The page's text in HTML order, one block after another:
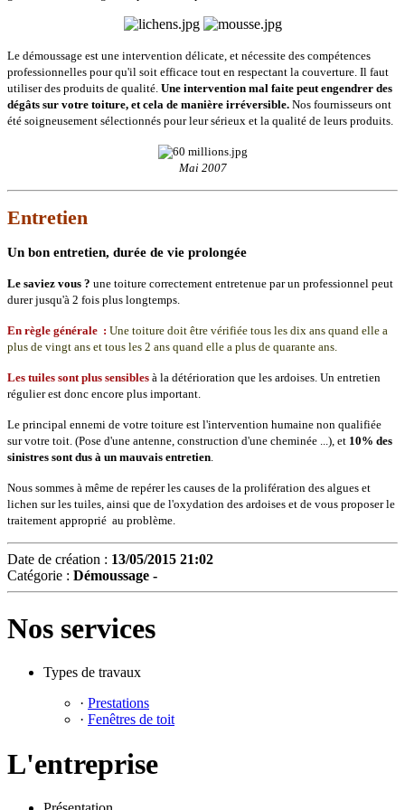
Le démoussage est une intervention délicate, et nécessite des compétences
professionnelles pour qu'il soit efficace tout en respectant la couverture. Il faut
utiliser des produits de qualité. Une intervention mal faite peut engendrer des
dégâts sur votre toiture, et cela de manière irréversible. Nos fournisseurs ont
été soigneusement sélectionnés pour leur sérieux et la qualité de leurs produits.
Mai 2007
Entretien
Un bon entretien, durée de vie prolongée
Le saviez vous ? une toiture correctement entretenue par un professionnel peut
durer jusqu'à 2 fois plus longtemps.
En règle générale : Une toiture doit être vérifiée tous les dix ans quand elle a
plus de vingt ans et tous les 2 ans quand elle a plus de quarante ans.
Les tuiles sont plus sensibles à la détérioration que les ardoises. Un entretien
régulier est donc encore plus important.
Le principal ennemi de votre toiture est l'intervention humaine non qualifiée
sur votre toit. (Pose d'une antenne, construction d'une cheminée ...), et 10% des
sinistres sont dus à un mauvais entretien
Nous sommes à même de repérer les causes de la prolifération des algues et
lichen sur les tuiles, ainsi que de l'oxydation des ardoises et de vous proposer le
traitement approprié au problème.
Date de création : 13/05/2015 21:02
Catégorie : Démoussage -
Nos services
Types de travaux
· Prestations
· Fenêtres de toit
L'entreprise